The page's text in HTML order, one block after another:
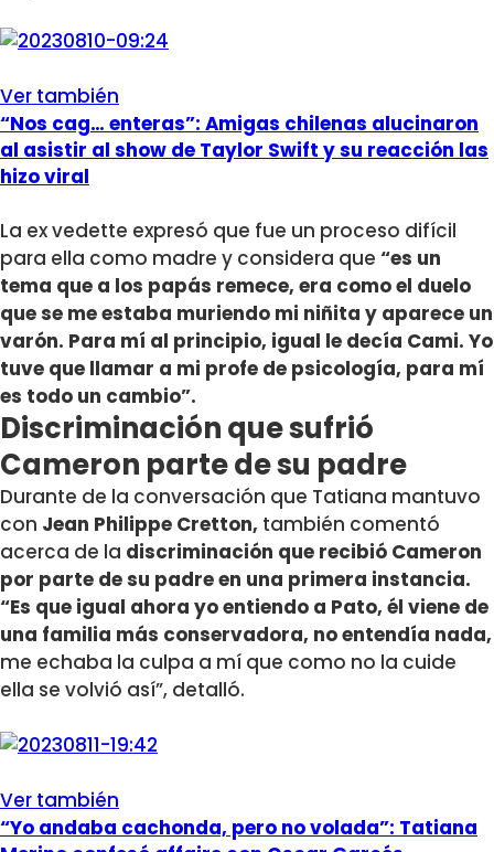
Ver también
“Nos cag… enteras”: Amigas chilenas alucinaron
al asistir al show de Taylor Swift y su reacción las
hizo viral
La ex vedette expresó que fue un proceso difícil
para ella como madre y considera que “es un
tema que a los papás remece, era como el duelo
que se me estaba muriendo mi niñita y aparece un
varón. Para mí al principio, igual le decía Cami. Yo
tuve que llamar a mi profe de psicología, para mí
es todo un cambio”.
Discriminación que sufrió
Cameron parte de su padre
Durante de la conversación que Tatiana mantuvo
con Jean Philippe Cretton, también comentó
acerca de la discriminación que recibió Cameron
por parte de su padre en una primera instancia.
“Es que igual ahora yo entiendo a Pato, él viene de
una familia más conservadora, no entendía nada,
me echaba la culpa a mí que como no la cuide
ella se volvió así”, detalló.
Ver también
“Yo andaba cachonda, pero no volada”: Tatiana